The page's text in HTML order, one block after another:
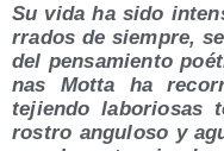
Su vida ha sido
rra­dos de siem­pre,
del pen­sa­mien­to
nas Mot­ta ha
tejien­do labo­rio­sas
ros­tro angu­lo­so y